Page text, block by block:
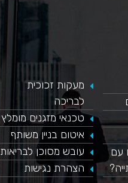
לפייסבוק לחץ כאן
עם
​מעקות זכוכית
לבריכה
טכנאי מזגנים מומלץ
איטום בניין משותף
עובש מסוכן לבריאות
הצהרת נגישות